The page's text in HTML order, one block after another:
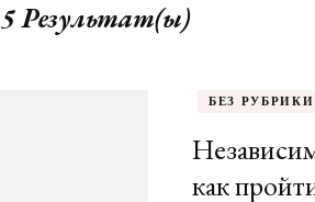
5 Результат(ы)
БЕЗ РУБРИКИ
как